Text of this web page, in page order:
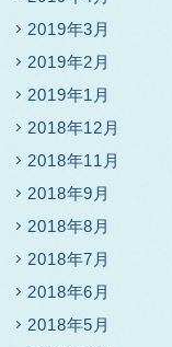
2019年3月
2019年2月
2019年1月
2018年12月
2018年11月
2018年9月
2018年8月
2018年7月
2018年6月
2018年5月